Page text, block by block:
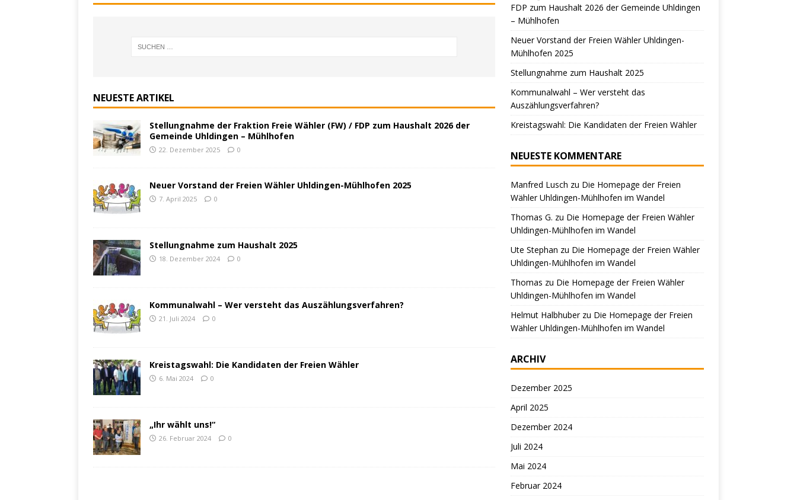
NEUESTE ARTIKEL
Stellungnahme der Fraktion Freie Wähler (FW) / FDP zum Haushalt 2026 der
Gemeinde Uhldingen – Mühlhofen
22. Dezember 2025 0
Neuer Vorstand der Freien Wähler Uhldingen-Mühlhofen 2025
7. April 2025 0
Stellungnahme zum Haushalt 2025
18. Dezember 2024 0
Kommunalwahl – Wer versteht das Auszählungsverfahren?
21. Juli 2024 0
Kreistagswahl: Die Kandidaten der Freien Wähler
6. Mai 2024 0
„Ihr wählt uns!“
26. Februar 2024 0
FDP zum Haushalt 2026 der Gemeinde Uhldingen
– Mühlhofen
Neuer Vorstand der Freien Wähler Uhldingen-
Mühlhofen 2025
Stellungnahme zum Haushalt 2025
Kommunalwahl – Wer versteht das
Auszählungsverfahren?
Kreistagswahl: Die Kandidaten der Freien Wähler
NEUESTE KOMMENTARE
Manfred Lusch zu Die Homepage der Freien
Wähler Uhldingen-Mühlhofen im Wandel
Thomas G. zu Die Homepage der Freien Wähler
Uhldingen-Mühlhofen im Wandel
Ute Stephan zu Die Homepage der Freien Wähler
Uhldingen-Mühlhofen im Wandel
Thomas zu Die Homepage der Freien Wähler
Uhldingen-Mühlhofen im Wandel
Helmut Halbhuberzu Die Homepage der Freien
Wähler Uhldingen-Mühlhofen im Wandel
ARCHIV
Dezember 2025
April 2025
Dezember 2024
Juli 2024
Mai 2024
Februar 2024